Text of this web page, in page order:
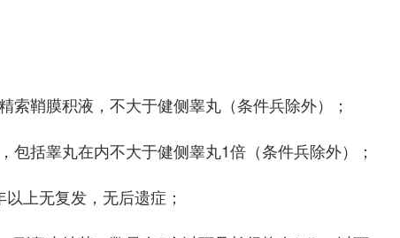
索鞘膜积液，不大于健侧睾丸（条件兵除外）；
包括睾丸在内不大于健侧睾丸1倍（条件兵除外）；
上无复发，无后遗症；